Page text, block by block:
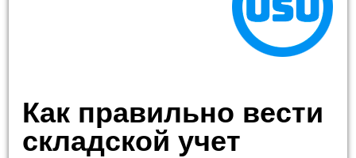
Как правильно вести
складской учет